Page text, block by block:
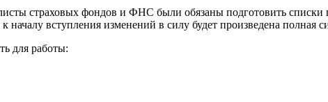
страховых фондов и ФНС были обязаны подготовить списки
началу вступления изменений в силу будет произведена
для работы: